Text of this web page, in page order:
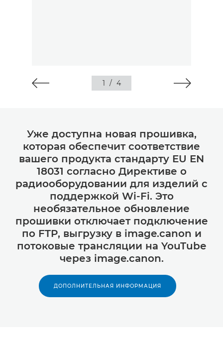
1 / 4
Уже доступна новая прошивка,
которая обеспечит соответствие
вашего продукта стандарту EU EN
18031 согласно Директиве о
радиооборудовании для изделий с
поддержкой Wi-Fi. Это
необязательное обновление
прошивки отключает подключение
по FTP, выгрузку в image.canon и
потоковые трансляции на YouTube
через image.canon.
ДОПОЛНИТЕЛЬНАЯ ИНФОРМАЦИЯ